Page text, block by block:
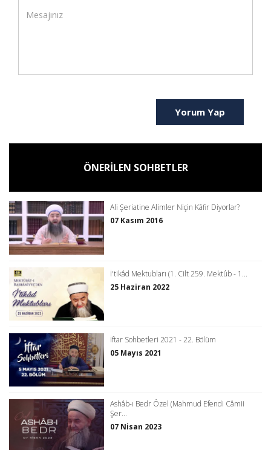
Yorum Yap
ÖNERİLEN SOHBETLER
Ali Şeriatine Alimler Niçin Kâfir Diyorlar?
07 Kasım 2016
İ'tikâd Mektubları (1. Cilt 259. Mektûb - 1...
25 Haziran 2022
İftar Sohbetleri 2021 - 22. Bölüm
05 Mayıs 2021
Ashâb-ı Bedr Özel (Mahmud Efendi Câmii
Şer...
07 Nisan 2023